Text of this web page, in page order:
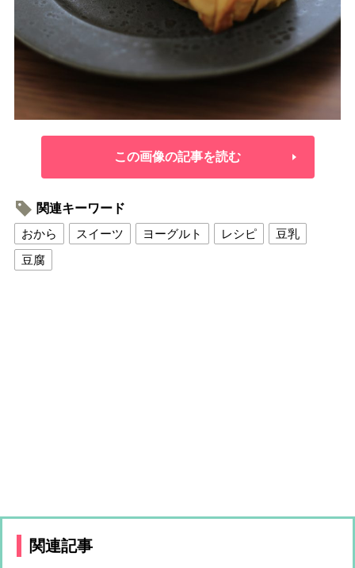
この画像の記事を読む
関連キーワード
おから
スイーツ ヨーグルト レシピ
豆乳
豆腐
関連記事